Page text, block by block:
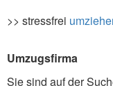
>> stressfrei
Umzugsfirma
Sie sind auf der